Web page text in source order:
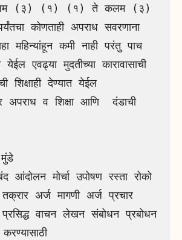
कोणताही अपराध सवरणाना
महिन्यांहून कमी नाही परंतु पाच
येईल एवढ्या मुदतीच्या कारावासाची
शिक्षाही देण्यात येईल
अर्ज मागणी अर्ज प्रचार
प्रसिद्ध वाचन लेखन संबोधन प्रबोधन